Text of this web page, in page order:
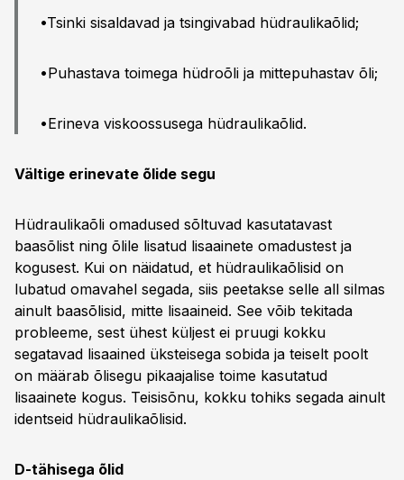
•Tsinki sisaldavad ja tsingivabad hüdraulikaõlid;
•Puhastava toimega hüdroõli ja mittepuhastav õli;
•Erineva viskoossusega hüdraulikaõlid.
Vältige erinevate õlide segu
Hüdraulikaõli omadused sõltuvad kasutatavast
baasõlist ning õlile lisatud lisaainete omadustest ja
kogusest. Kui on näidatud, et hüdraulikaõlisid on
lubatud omavahel segada, siis peetakse selle all silmas
ainult baasõlisid, mitte lisaaineid. See võib tekitada
probleeme, sest ühest küljest ei pruugi kokku
segatavad lisaained üksteisega sobida ja teiselt poolt
on määrab õlisegu pikaajalise toime kasutatud
lisaainete kogus. Teisisõnu, kokku tohiks segada ainult
identseid hüdraulikaõlisid.
D-tähisega õlid